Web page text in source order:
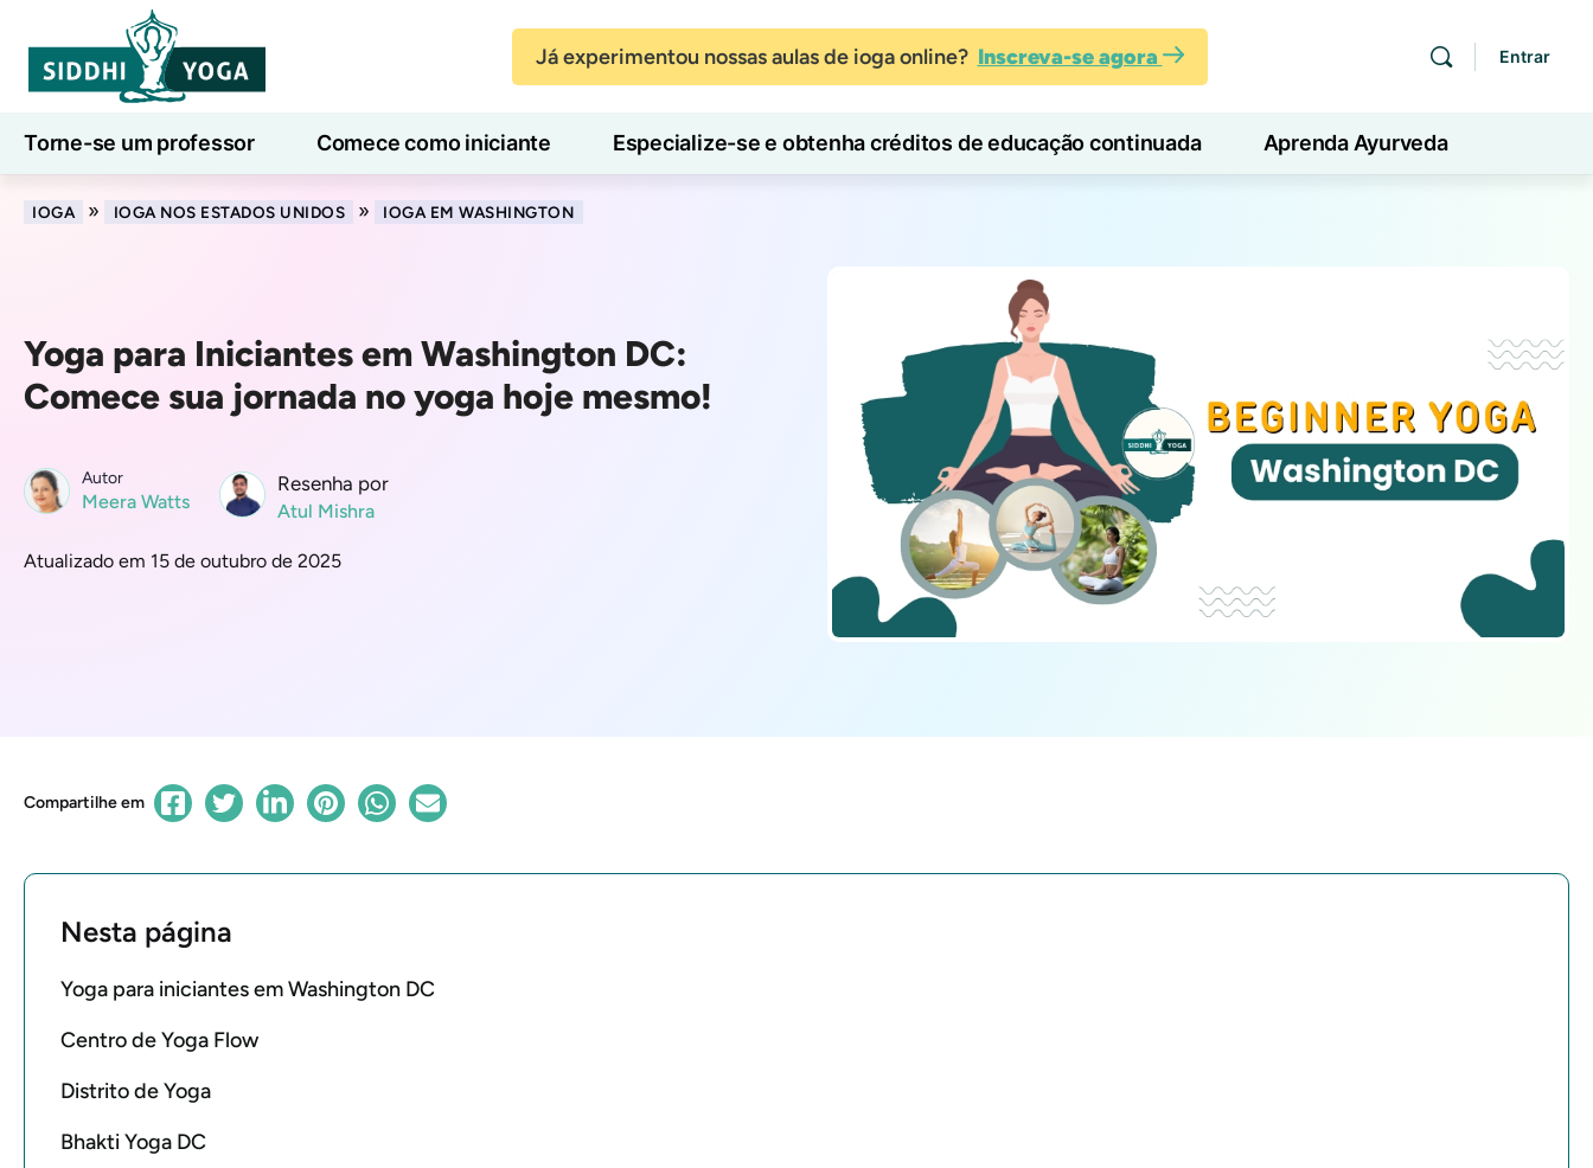
Já experimentou nossas aulas de ioga online? Inscreva-se agora Entrar
Torne-se um professor Comece como iniciante Especialize-se e obtenha créditos de educação continuada Aprenda Ayurveda
Aulas de ioga online 7 Dias de Bem-Estar Blog
IOGA » IOGA NOS ESTADOS UNIDOS » IOGA EM WASHINGTON
Yoga para Iniciantes em Washington DC:
Comece sua jornada no yoga hoje mesmo!
Autor
Meera Watts
Resenha por
Atul Mishra
Atualizado em 15 de outubro de 2025
Compartilhe em
Nesta página
Yoga para iniciantes em Washington DC
Centro de Yoga Flow
Distrito de Yoga
Bhakti Yoga DC